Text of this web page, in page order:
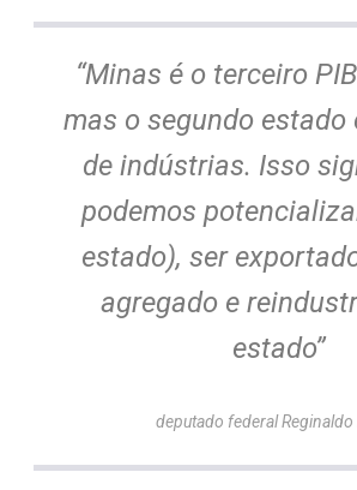
“Minas é o terceiro
mas o segundo estado
de indústrias. Isso
podemos
estado), ser
agregado e
estado”
deputado federal